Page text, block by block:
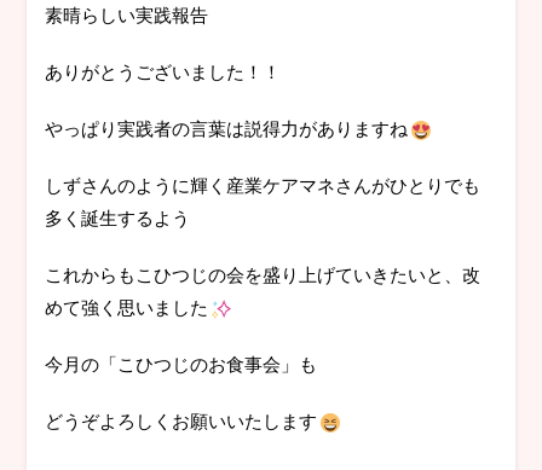
素晴らしい実践報告
ありがとうございました！！
やっぱり実践者の言葉は説得力がありますね
しずさんのように輝く産業ケアマネさんがひとりでも
多く誕生するよう
これからもこひつじの会を盛り上げていきたいと、改
めて強く思いました
今月の「こひつじのお食事会」も
どうぞよろしくお願いいたします